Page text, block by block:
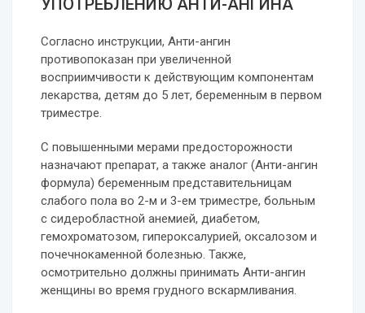
УПОТРЕБЛЕНИЮ АНТИ-АНГИНА
Согласно инструкции, Анти-ангин
противопоказан при увеличенной
восприимчивости к действующим компонентам
лекарства, детям до 5 лет, беременным в первом
триместре.
С повышенными мерами предосторожности
назначают препарат, а также аналог (Анти-ангин
формула) беременным представительницам
слабого пола во 2-м и 3-ем триместре, больным
с сидеробластной анемией, диабетом,
гемохроматозом, гипероксалурией, оксалозом и
почечнокаменной болезнью. Также,
осмотрительно должны принимать Анти-ангин
женщины во время грудного вскармливания.